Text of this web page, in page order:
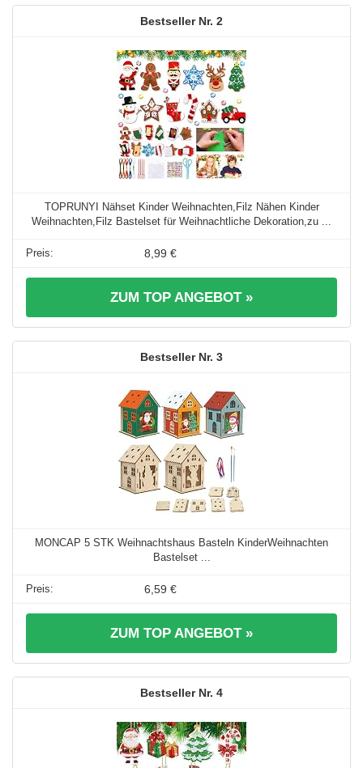
2
TOPRUNYI Nähset Kinder Weihnachten,Filz Nähen Kinder
Weihnachten,Filz Bastelset für Weihnachtliche Dekoration,zu ...
8,99 €
ZUM TOP ANGEBOT »
3
MONCAP 5 STK Weihnachtshaus Basteln KinderWeihnachten
Bastelset ...
6,59 €
ZUM TOP ANGEBOT »
4